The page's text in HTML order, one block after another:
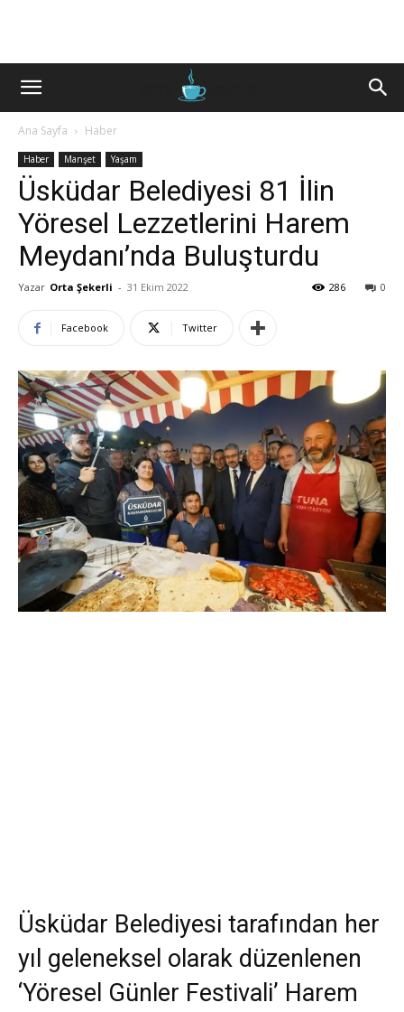
Ana Sayfa Haber
Haber Manşet Yaşam
Üsküdar Belediyesi 81 İlin
Yöresel Lezzetlerini Harem
Meydanı’nda Buluşturdu
Yazar Orta Şekerli - 31 Ekim 2022 0
286
Facebook Twitter
Üsküdar Belediyesi tarafından her
yıl geleneksel olarak düzenlenen
‘Yöresel Günler Festivali’ Harem